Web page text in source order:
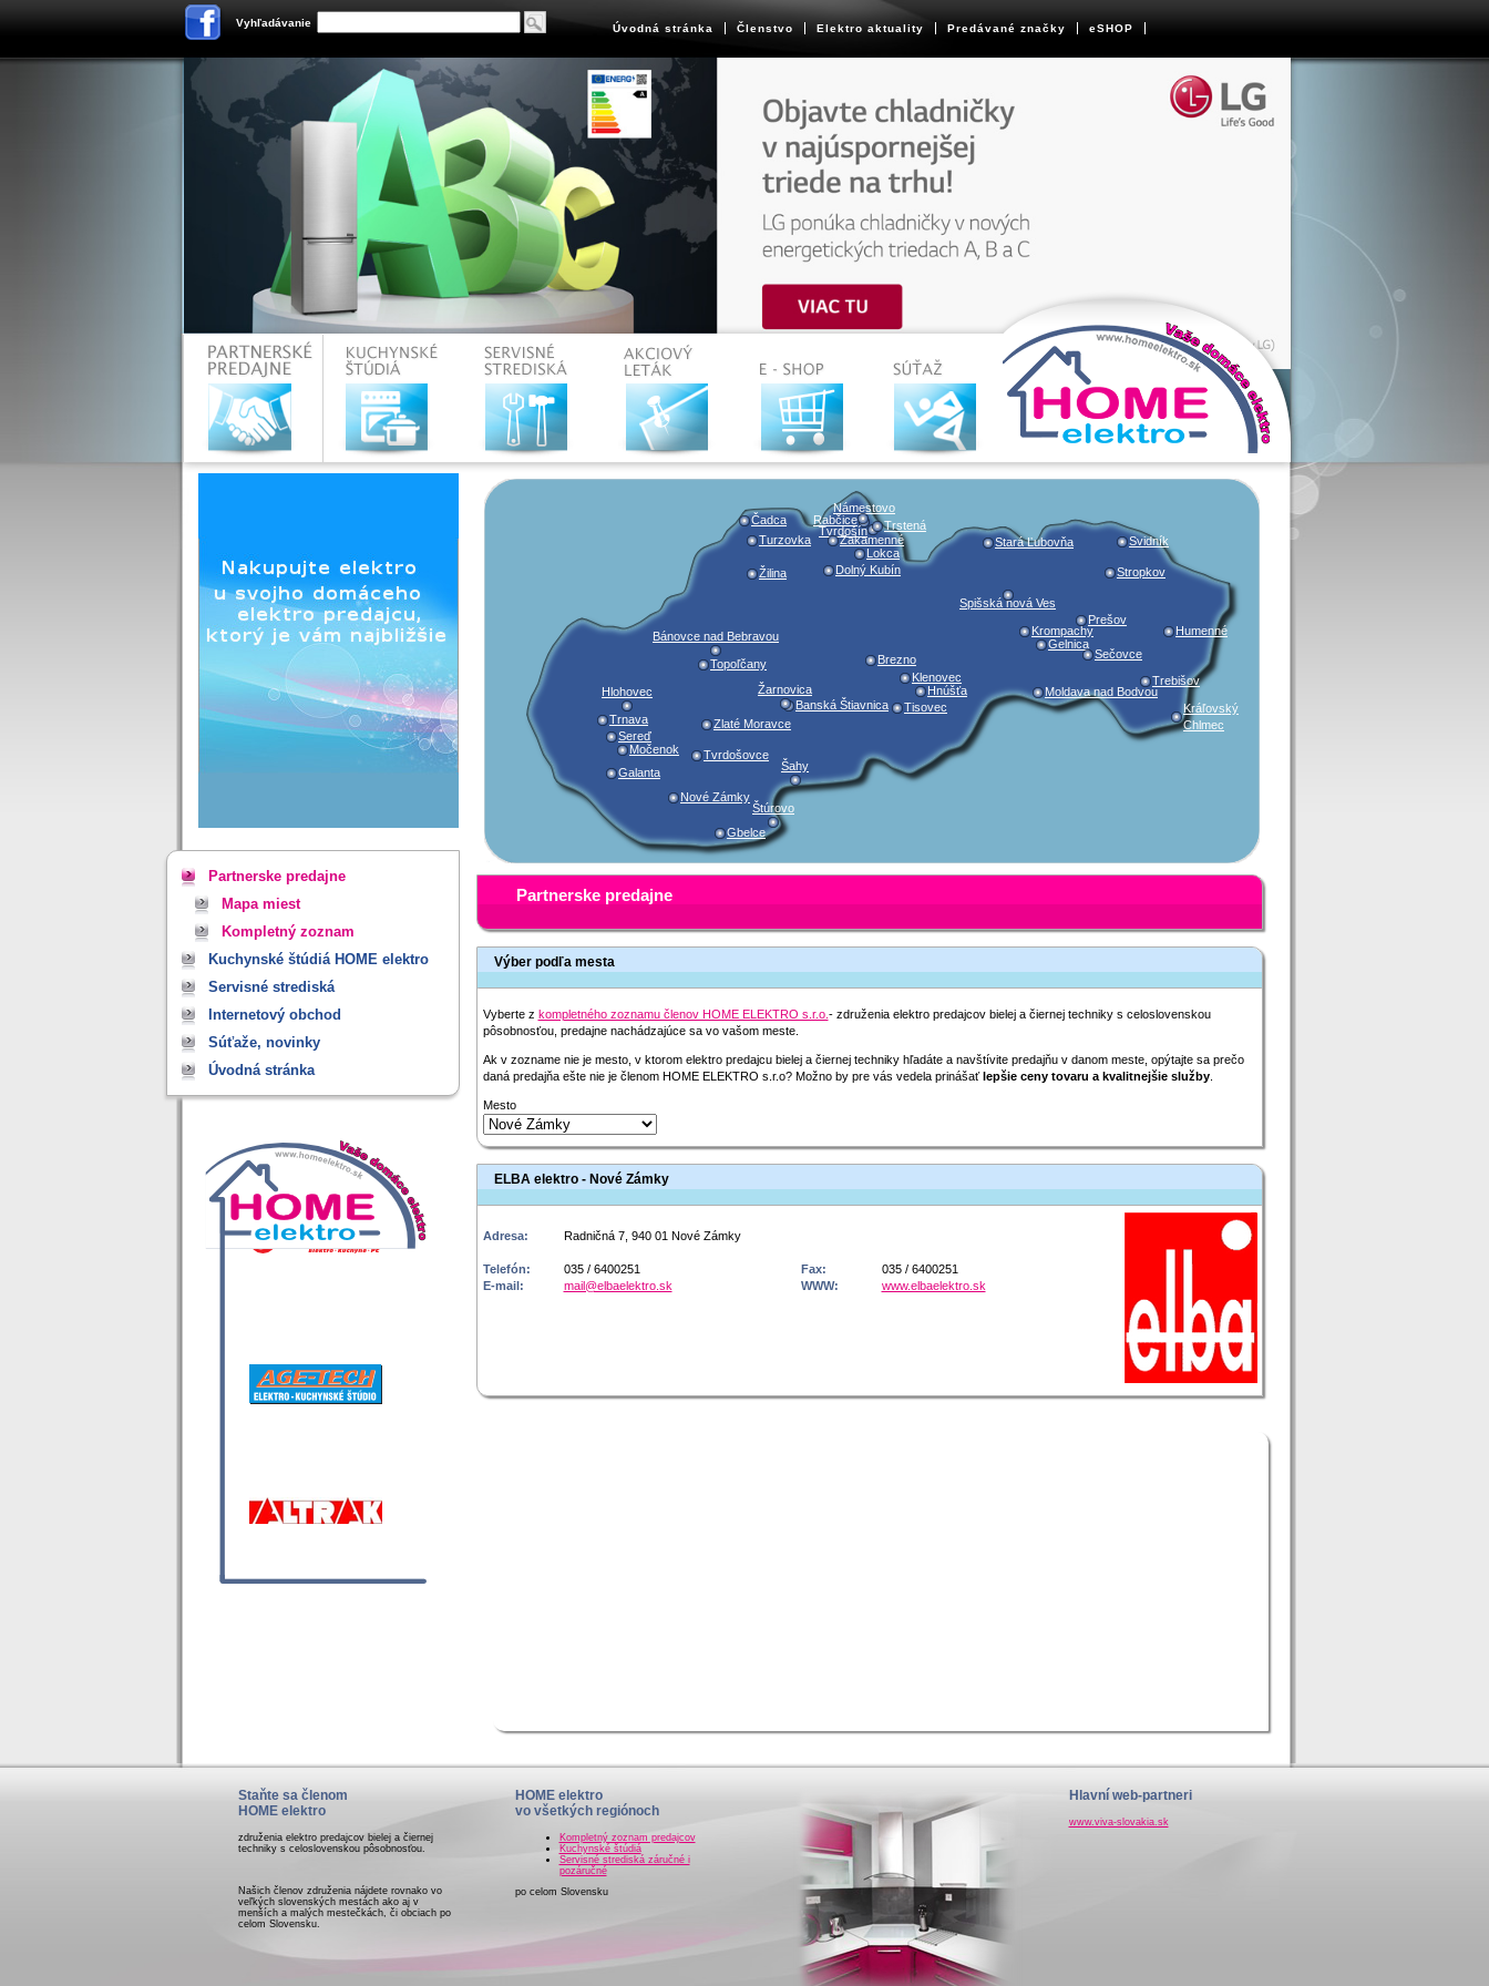
Vyhľadávanie Úvodná stránka Členstvo Elektro aktuality Predávané značky eSHOP
Partnerske predajne
Mapa miest
Kompletný zoznam
Kuchynské štúdiá HOME elektro
Servisné strediská
Internetový obchod
Súťaže, novinky
Úvodná stránka
Bánovce nad Bebravou
Banská Štiavnica
Brezno
Čadca
Dolný Kubín
Galanta
Gbelce
Gelnica
Hlohovec Hnúšťa
Humenné
Klenovec
Kráľovský
Chlmec
Krompachy
Lokca
Močenok
Moldava nad Bodvou
Námestovo
Tvrdošín
Trstená
Nové Zámky
Prešov
Rabčice
Sečovce
Sereď
Spišská nová Ves
Stará Ľubovňa
Stropkov
Svidník
Šahy
Štúrovo
Tisovec
Topoľčany
Trebišov
Trnava
Turzovka
Tvrdošovce
Zakamenné
Zlaté Moravce
Žarnovica
Žilina
Partnerske predajne
Výber podľa mesta
Vyberte z kompletného zoznamu členov HOME ELEKTRO s.r.o. - združenia elektro predajcov bielej a čiernej techniky s celoslovenskou
pôsobnosťou, predajne nachádzajúce sa vo vašom meste.
Ak v zozname nie je mesto, v ktorom elektro predajcu bielej a čiernej techniky hľadáte a navštívite predajňu v danom meste, opýtajte sa prečo
daná predajňa ešte nie je členom HOME ELEKTRO s.r.o? Možno by pre vás vedela prinášaťlepšie ceny tovaru a kvalitnejšie služby.
Mesto
ELBA elektro - Nové Zámky
Adresa: Radničná 7, 940 01 Nové Zámky
Telefón: 035 / 6400251 Fax:
035 / 6400251
E-mail:
mail@elbaelektro.sk WWW: www.elbaelektro.sk
Staňte sa členom
HOME elektro
združenia elektro predajcov bielej a čiernej
techniky s celoslovenskou pôsobnosťou.
Našich členov združenia nájdete rovnako vo
veľkých slovenských mestách ako aj v
menších a malých mestečkách, či obciach po
celom Slovensku.
HOME elektro
vo všetkých regiónoch
Kompletný zoznam predajcov
Kuchynské štúdiá
Servisné strediská záručné i
pozáručné
po celom Slovensku
Hlavní web-partneri
www.viva-slovakia.sk